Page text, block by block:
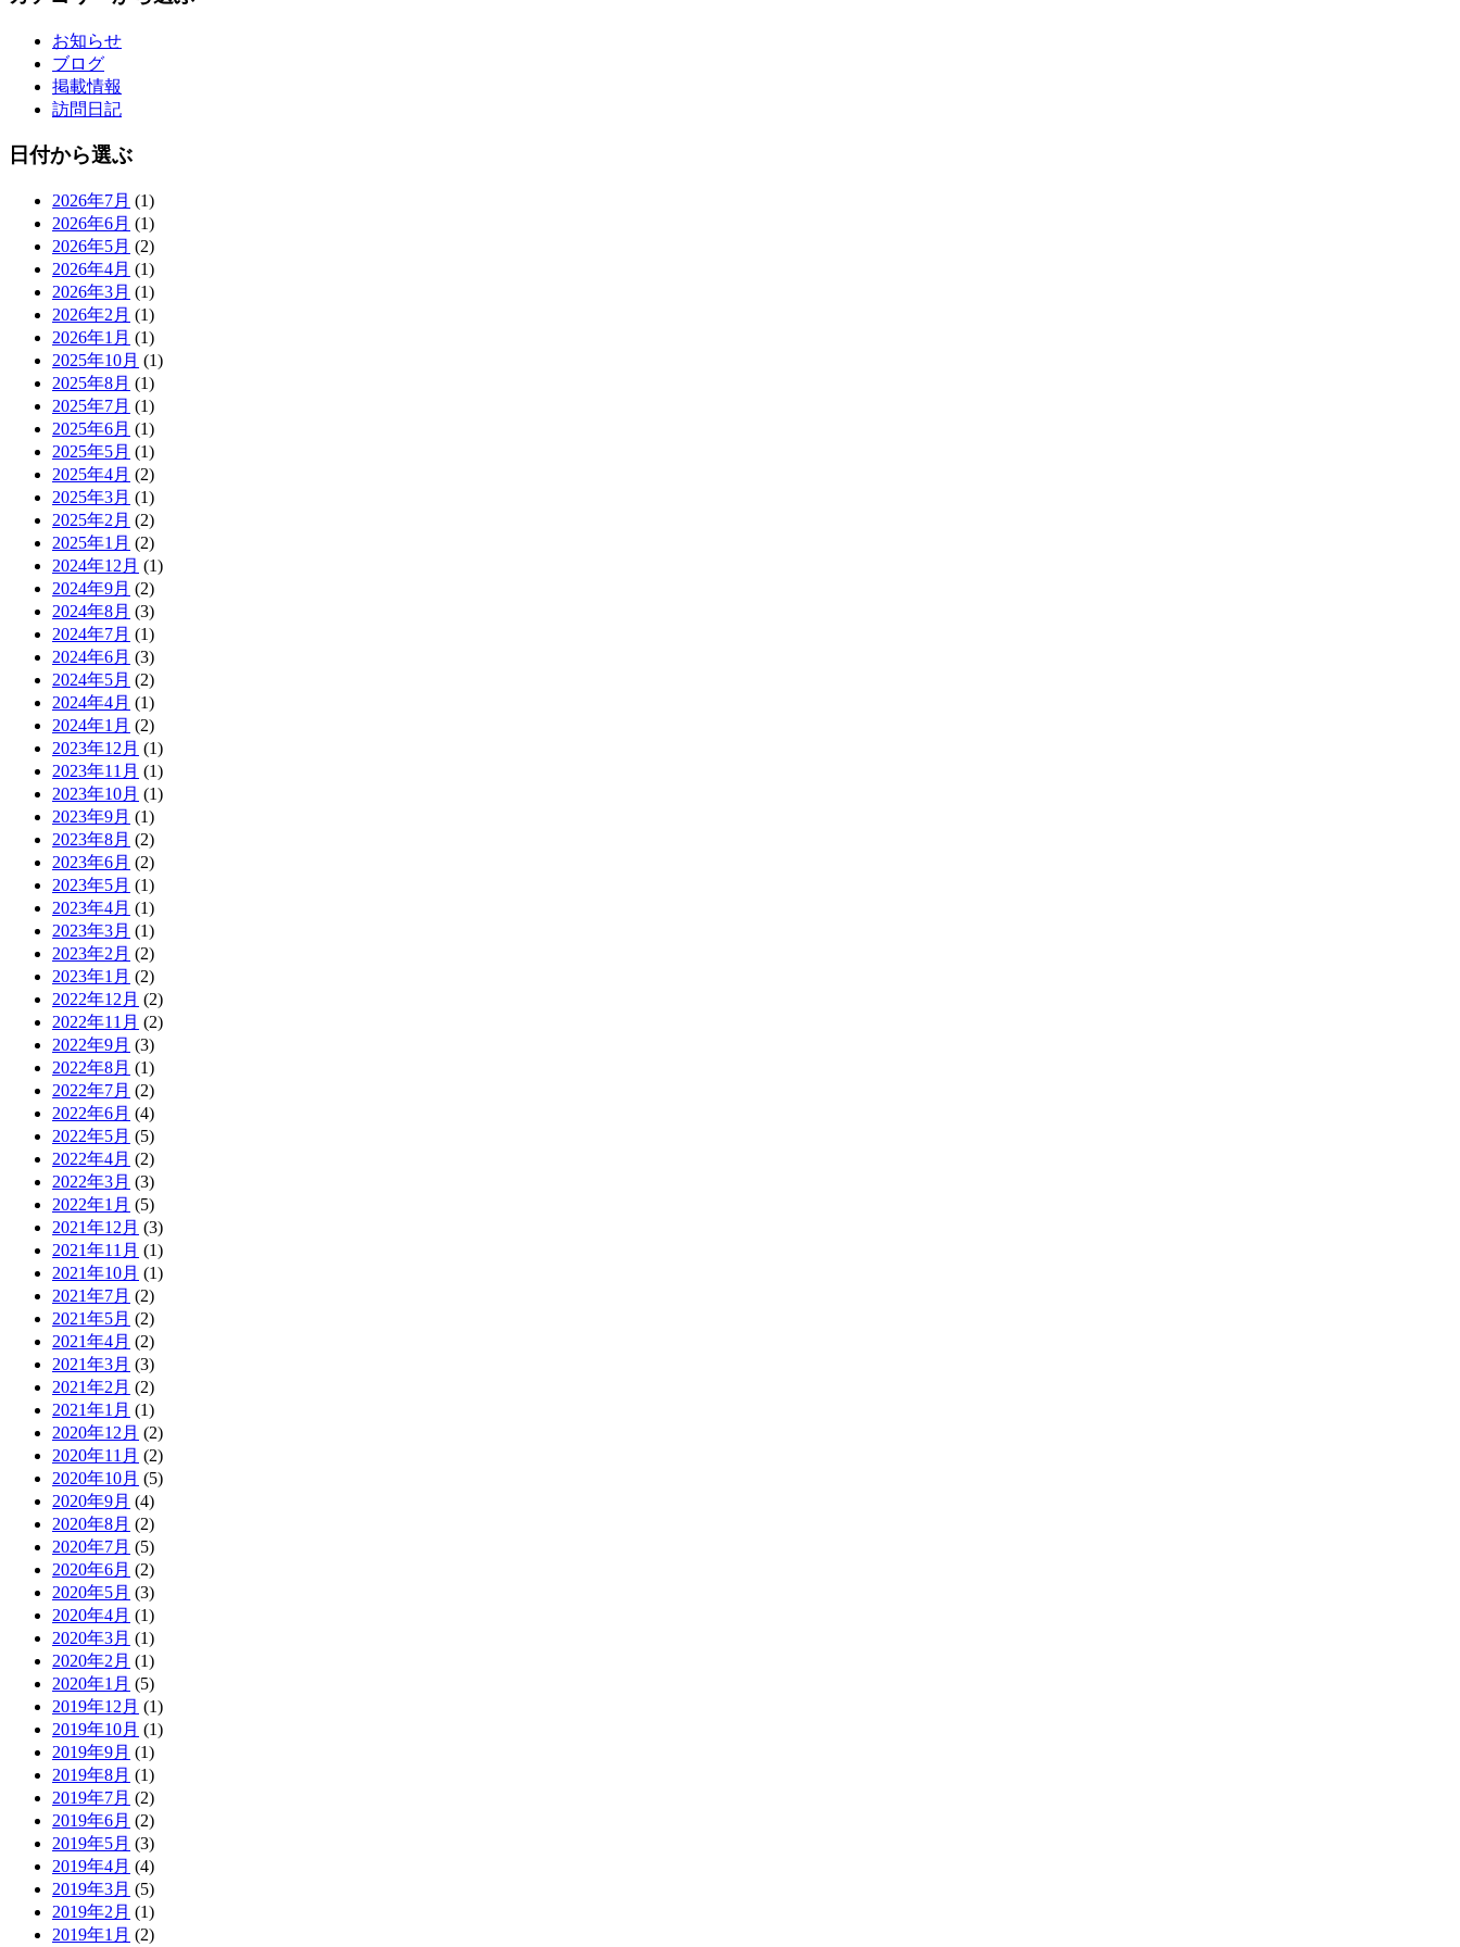
お知らせ
ブログ
掲載情報
訪問日記
日付から選ぶ
2026年7月 (1)
2026年6月 (1)
2026年5月 (2)
2026年4月 (1)
2026年3月 (1)
2026年2月 (1)
2026年1月 (1)
2025年10月 (1)
2025年8月 (1)
2025年7月 (1)
2025年6月 (1)
2025年5月 (1)
2025年4月 (2)
2025年3月 (1)
2025年2月 (2)
2025年1月 (2)
2024年12月 (1)
2024年9月 (2)
2024年8月 (3)
2024年7月 (1)
2024年6月 (3)
2024年5月 (2)
2024年4月 (1)
2024年1月 (2)
2023年12月 (1)
2023年11月 (1)
2023年10月 (1)
2023年9月 (1)
2023年8月 (2)
2023年6月 (2)
2023年5月 (1)
2023年4月 (1)
2023年3月 (1)
2023年2月 (2)
2023年1月 (2)
2022年12月 (2)
2022年11月 (2)
2022年9月 (3)
2022年8月 (1)
2022年7月 (2)
2022年6月 (4)
2022年5月 (5)
2022年4月 (2)
2022年3月 (3)
2022年1月 (5)
2021年12月 (3)
2021年11月 (1)
2021年10月 (1)
2021年7月 (2)
2021年5月 (2)
2021年4月 (2)
2021年3月 (3)
2021年2月 (2)
2021年1月 (1)
2020年12月 (2)
2020年11月 (2)
2020年10月 (5)
2020年9月 (4)
2020年8月 (2)
2020年7月 (5)
2020年6月 (2)
2020年5月 (3)
2020年4月 (1)
2020年3月 (1)
2020年2月 (1)
2020年1月 (5)
2019年12月 (1)
2019年10月 (1)
2019年9月 (1)
2019年8月 (1)
2019年7月 (2)
2019年6月 (2)
2019年5月 (3)
2019年4月 (4)
2019年3月 (5)
2019年2月 (1)
2019年1月 (2)